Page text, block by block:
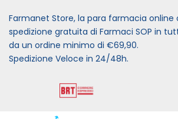
Farmanet Store, la para farmacia online
spedizione gratuita di Farmaci SOP in
da un ordine minimo di €69,90.
Spedizione Veloce in 24/48h.